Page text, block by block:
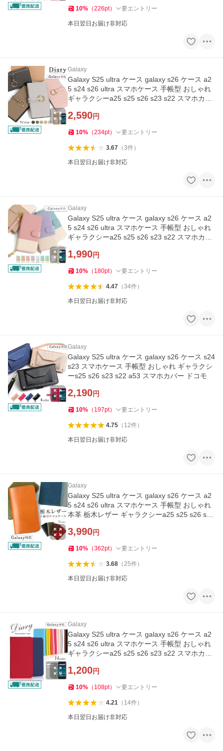
10% （226pt） 要エントリー
本日翌日お届け非対応
Galaxy
Galaxy S25 ultra ケース galaxy s26 ケース a2
5 s24 s26 ultra スマホケース 手帳型 おしゃれ
ギャラクシーa25 s25 s26 s23 s22 スマホカバ
2,590円
10% （234pt） 要エントリー
3.67（3件）
本日翌日お届け非対応
Galaxy
Galaxy S25 ultra ケース galaxy s26 ケース a2
5 s24 s26 ultra スマホケース 手帳型 おしゃれ
ギャラクシーa25 s25 s26 s23 s22 スマホカバ
1,990円
10% （ 180pt） 要エントリー
4.47（34件）
本日翌日お届け非対応
Galaxy
Galaxy S25 ultra ケース galaxy s26 ケース s24
s23 スマホケース 手帳型 おしゃれ ギャラクシ
ーs25 s26 s23 s22 a53 スマホカバー ドコモ
2,190円
10% （ 197pt） 要エントリー
4.75（ 12件）
本日翌日お届け非対応
Galaxy
Galaxy S25 ultra ケース galaxy s26 ケース a2
5 s24 s26 ultra スマホケース 手帳型 おしゃれ
本革 栃木レザー ギャラクシーa25 s25 s26 s23
3,990円
10% （362pt） 要エントリー
3.68（25件）
本日翌日お届け非対応
Galaxy
Galaxy S25 ultra ケース galaxy s26 ケース a2
5 s24 s26 ultra スマホケース 手帳型 おしゃれ
ギャラクシーa25 s25 s26 s23 s22 スマホカバ
1,200円
10% （ 108pt） 要エントリー
4.21（ 14件）
本日翌日お届け非対応